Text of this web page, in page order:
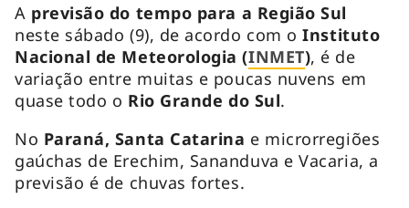
A previsão do tempo para a Região Sul
neste sábado (9), de acordo com oInstituto
Nacional de Meteorologia (INMET), é de
variação entre muitas e poucas nuvens em
quase todo o Rio Grande do Sul.
No Paraná, Santa Catarina e microrregiões
gaúchas de Erechim, Sananduva e Vacaria, a
previsão é de chuvas fortes.